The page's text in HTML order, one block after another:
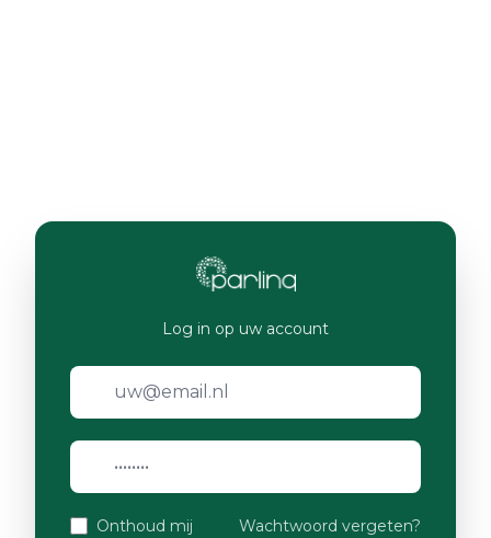
Log in op uw account
Onthoud mij Wachtwoord vergeten?